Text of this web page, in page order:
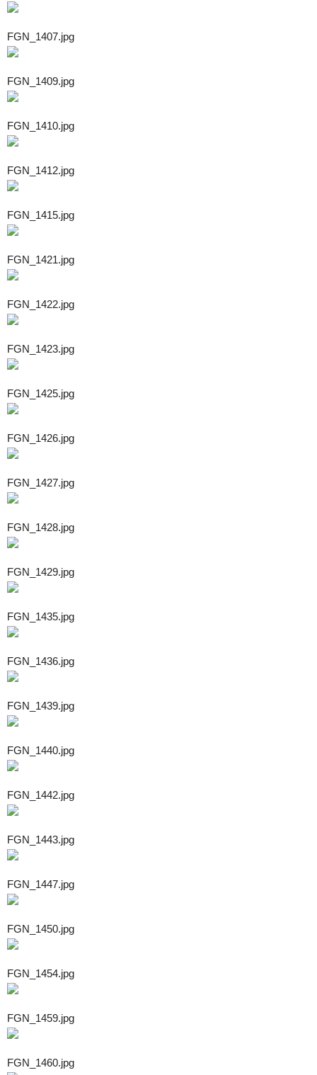
FGN_1407.jpg
FGN_1409.jpg
FGN_1410.jpg
FGN_1412.jpg
FGN_1415.jpg
FGN_1421.jpg
FGN_1422.jpg
FGN_1423.jpg
FGN_1425.jpg
FGN_1426.jpg
FGN_1427.jpg
FGN_1428.jpg
FGN_1429.jpg
FGN_1435.jpg
FGN_1436.jpg
FGN_1439.jpg
FGN_1440.jpg
FGN_1442.jpg
FGN_1443.jpg
FGN_1447.jpg
FGN_1450.jpg
FGN_1454.jpg
FGN_1459.jpg
FGN_1460.jpg